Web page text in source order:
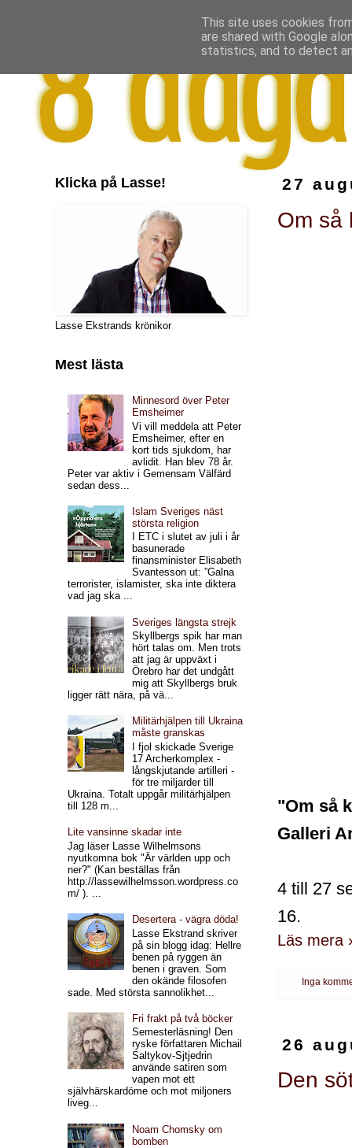
27
Om så
"Om så
Galleri
4 till 27
16.
Läs mera
Inga
26
Den
Klicka på Lasse!
Lasse Ekstrands krönikor
Mest lästa
Minnesord över Peter
Emsheimer
Vi vill meddela att Peter
Emsheimer, efter en
kort tids sjukdom, har
avlidit. Han blev 78 år.
Peter var aktiv i Gemensam Välfärd
sedan dess...
Islam Sveriges näst
största religion
I ETC i slutet av juli i år
basunerade
finansminister Elisabeth
Svantesson ut: ”Galna
terrorister, islamister, ska inte diktera
vad jag ska ...
Sveriges längsta strejk
Skyllbergs spik har man
hört talas om. Men trots
att jag är uppväxt i
Örebro har det undgått
mig att Skyllbergs bruk
ligger rätt nära, på vä...
Militärhjälpen till Ukraina
måste granskas
I fjol skickade Sverige
17 Archerkomplex -
långskjutande artilleri -
för tre miljarder till
Ukraina. Totalt uppgår militärhjälpen
till 128 m...
Lite vansinne skadar inte
Jag läser Lasse Wilhelmsons
nyutkomna bok "Är världen upp och
ner?" (Kan beställas från
http://lassewilhelmsson.wordpress.co
m/ ). ...
Desertera - vägra döda!
Lasse Ekstrand skriver
på sin blogg idag: Hellre
benen på ryggen än
benen i graven. Som
den okände filosofen
sade. Med största sannolikhet...
Fri frakt på två böcker
Semesterläsning! Den
ryske författaren Michail
Saltykov-Sjtjedrin
använde satiren som
vapen mot ett
självhärskardöme och mot miljoners
liveg...
Noam Chomsky om
bomben
This site uses cookies
are shared with Google
statistics, and to detect